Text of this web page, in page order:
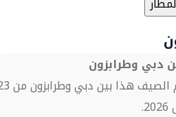
دبي وطرابزون
سيتم تشغييل رحلات موسم